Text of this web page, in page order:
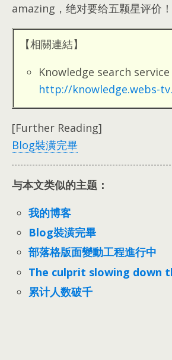
amazing，绝对要给五颗星评价！
【相關連結】
Knowledge search service
http://knowledge.webs-
[Further Reading]
Blog裝潢完畢
与本文类似的主题：
我的博客
Blog裝潢完畢
部落格版面變動工程進行中
The culprit slowing down
累计人数破千